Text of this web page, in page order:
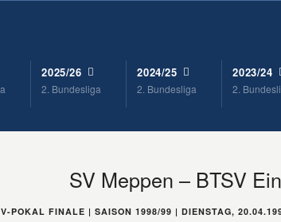
2025/26
2. Bundesliga
2024/25
2. Bundesliga
2023/24
2.
SV Meppen – BTSV
POKAL FINALE | SAISON 1998/99 | DIENSTAG,